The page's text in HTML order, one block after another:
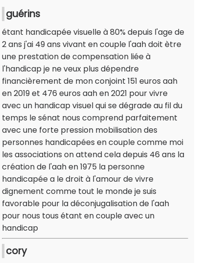
guérins
étant handicapée visuelle à 80% depuis l'age de
2 ans j'ai 49 ans vivant en couple l'aah doit ètre
une prestation de compensation liée à
l'handicap je ne veux plus dépendre
financièrement de mon conjoint 151 euros aah
en 2019 et 476 euros aah en 2021 pour vivre
avec un handicap visuel qui se dégrade au fil du
temps le sénat nous comprend parfaitement
avec une forte pression mobilisation des
personnes handicapées en couple comme moi
les associations on attend cela depuis 46 ans la
création de l'aah en 1975 la personne
handicapée a le droit à l'amour de vivre
dignement comme tout le monde je suis
favorable pour la déconjugalisation de l'aah
pour nous tous étant en couple avec un
handicap
cory